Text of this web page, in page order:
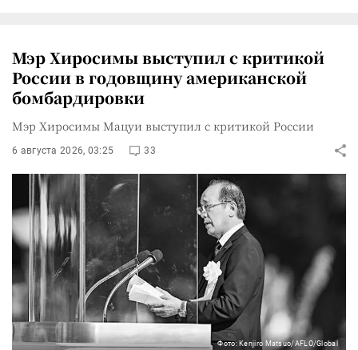
Мэр Хиросимы выступил с критикой
России в годовщину американской
бомбардировки
Мэр Хиросимы Мацуи выступил с критикой России
6 августа 2026, 03:25 33
Фото: Kenjiro Matsuo/AFLO/Global